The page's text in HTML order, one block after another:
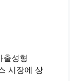
출성형
시장에 상